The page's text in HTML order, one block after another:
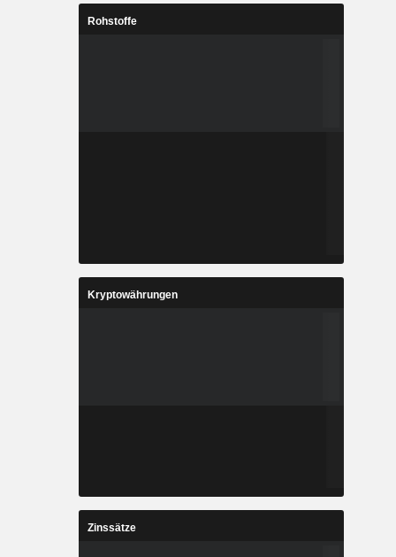
Rohstoffe
Kryptowährungen
Zinssätze